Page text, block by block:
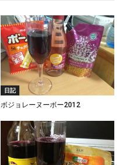
日記
ボジョレーヌーボー2012